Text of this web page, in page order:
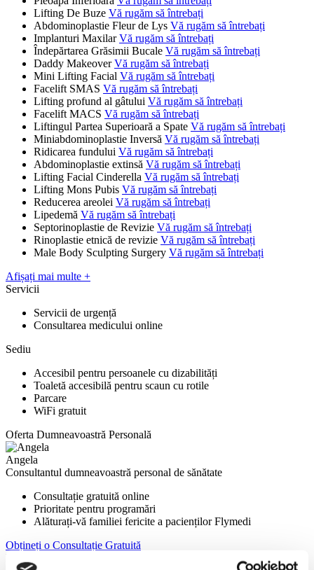
Lifting De Buze Vă rugăm să întrebați
Abdominoplastie Fleur de Lys Vă rugăm să întrebați
Implanturi Maxilar Vă rugăm să întrebați
Îndepărtarea Grăsimii Bucale Vă rugăm să întrebați
Daddy Makeover Vă rugăm să întrebați
Mini Lifting Facial Vă rugăm să întrebați
Facelift SMAS Vă rugăm să întrebați
Lifting profund al gâtului Vă rugăm să întrebați
Facelift MACS Vă rugăm să întrebați
Liftingul Partea Superioară a Spate Vă rugăm să întrebați
Miniabdominoplastie Inversă Vă rugăm să întrebați
Ridicarea fundului Vă rugăm să întrebați
Abdominoplastie extinsă Vă rugăm să întrebați
Lifting Facial Cinderella Vă rugăm să întrebați
Lifting Mons Pubis Vă rugăm să întrebați
Reducerea areolei Vă rugăm să întrebați
Lipedemă Vă rugăm să întrebați
Septorinoplastie de Revizie Vă rugăm să întrebați
Rinoplastie etnică de revizie Vă rugăm să întrebați
Male Body Sculpting Surgery Vă rugăm să întrebați
Afișați mai multe +
Servicii
Servicii de urgență
Consultarea medicului online
Sediu
Accesibil pentru persoanele cu dizabilități
Toaletă accesibilă pentru scaun cu rotile
Parcare
WiFi gratuit
Oferta Dumneavoastră Personală
Angela
Consultantul dumneavoastră personal de sănătate
Consultație gratuită online
Prioritate pentru programări
Alăturați-vă familiei fericite a pacienților Flymedi
Obțineți o Consultație Gratuită
FLYMEDI VĂ VINE ÎN AJUTOR